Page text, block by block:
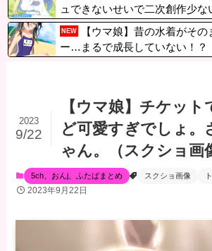
ュできないせいで二次創作少な
NEW
【ウマ娘】昔の水着がそ
ー…まるで成長していない！？
【ウマ娘】チケット
ど可愛すぎでしょ。
ゃん。（スクショ画
2023
9/22
5ch、おんj、ふたばまとめ スクショ画像
2023年9月22日